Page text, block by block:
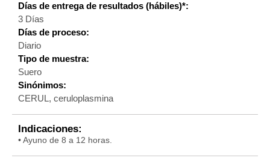
Días de entrega de resultados (hábiles)*:
3 Días
Días de proceso:
Diario
Tipo de muestra:
Suero
Sinónimos:
CERUL, ceruloplasmina
Indicaciones:
• Ayuno de 8 a 12 horas.